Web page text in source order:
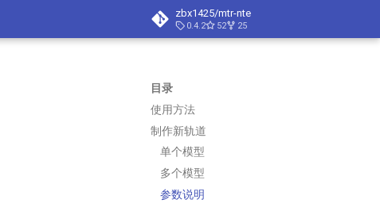
zbx1425/mtr-nte
0.4.2 52 25
目录
使用方法
制作新轨道
单个模型
多个模型
参数说明